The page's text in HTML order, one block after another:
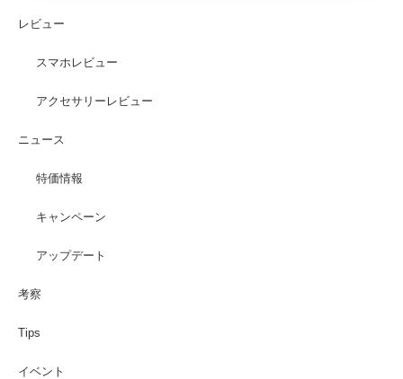
レビュー
スマホレビュー
アクセサリーレビュー
ニュース
特価情報
キャンペーン
アップデート
考察
Tips
イベント